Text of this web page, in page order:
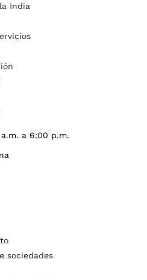
India
a 6:00 p.m.
sociedades